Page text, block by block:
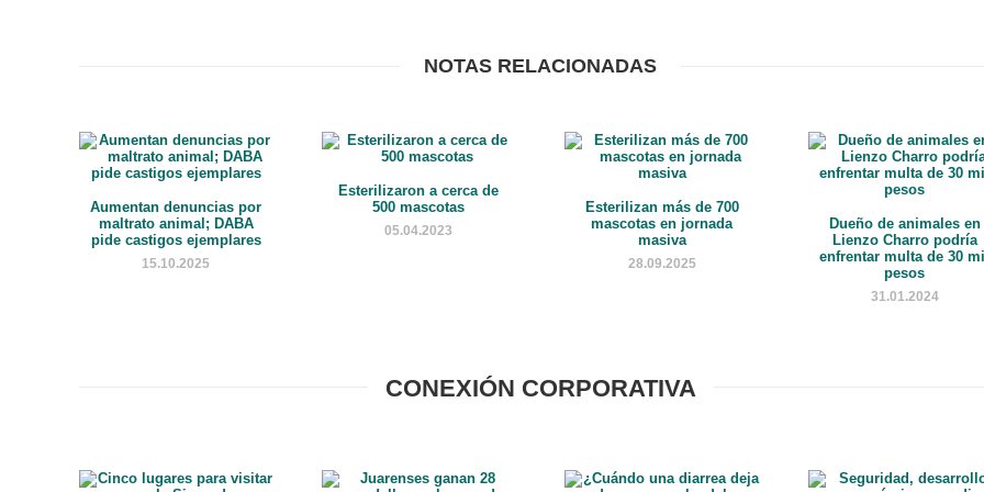
NOTAS RELACIONADAS
Aumentan denuncias por
maltrato animal; DABA
pide castigos ejemplares
15.10.2025
Esterilizaron a cerca de
500 mascotas
05.04.2023
Esterilizan más de 700
mascotas en jornada
masiva
28.09.2025
Dueño de animales en
Lienzo Charro podría
enfrentar multa de 30
pesos
31.01.2024
CONEXIÓN CORPORATIVA